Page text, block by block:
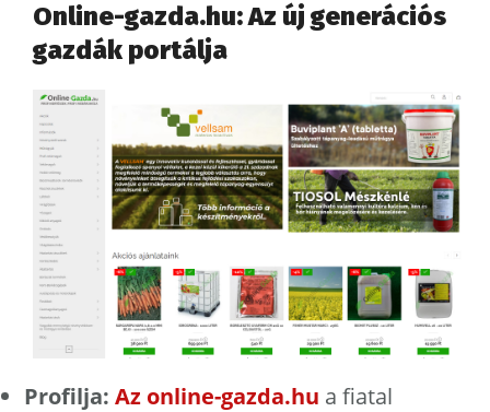
Online-gazda.hu: Az új generációs
gazdák portálja
Profilja: Az online-gazda.hu a fiatal